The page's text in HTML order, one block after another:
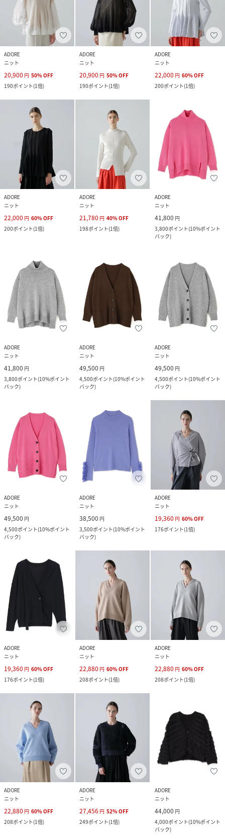
ADORE
ニット
20,900 円 50%OFF
190ポイント(1倍)
ADORE
ニット
20,900 円 50%OFF
190ポイント(1倍)
ADORE
ニット
22,000 円 60%OFF
200ポイント(1倍)
ADORE
ニット
22,000 円 60%OFF
200ポイント(1倍)
ADORE
ニット
21,780 円 40%OFF
198ポイント(1倍)
ADORE
ニット
41,800 円
3,800ポイント(10%ポイント
バック)
ADORE
ニット
41,800 円
3,800ポイント(10%ポイント
バック)
ADORE
ニット
49,500 円
4,500ポイント(10%ポイント
バック)
ADORE
ニット
49,500 円
4,500ポイント(10%ポイント
バック)
ADORE
ニット
49,500 円
4,500ポイント(10%ポイント
バック)
ADORE
ニット
38,500 円
3,500ポイント(10%ポイント
バック)
ADORE
ニット
19,360 円 60%OFF
176ポイント(1倍)
ADORE
ニット
19,360 円 60%OFF
176ポイント(1倍)
ADORE
ニット
22,880 円 60%OFF
208ポイント(1倍)
ADORE
ニット
22,880 円 60%OFF
208ポイント(1倍)
ADORE
ニット
22,880 円 60%OFF
208ポイント(1倍)
ADORE
ニット
27,456 円 52%OFF
249ポイント(1倍)
ADORE
ニット
44,000 円
4,000ポイント(10%ポイント
バック)